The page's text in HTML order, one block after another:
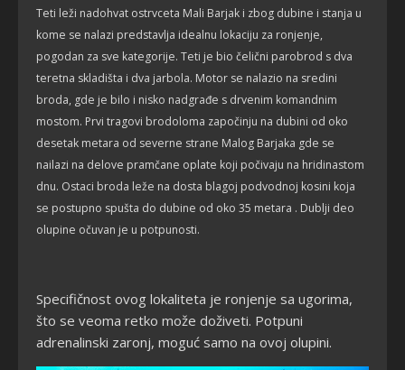
Teti leži nadohvat ostrvceta Mali Barjak i zbog dubine i stanja u
kome se nalazi predstavlja idealnu lokaciju za ronjenje,
pogodan za sve kategorije. Teti je bio čelični parobrod s dva
teretna skladišta i dva jarbola. Motor se nalazio na sredini
broda, gde je bilo i nisko nadgrađe s drvenim komandnim
mostom. Prvi tragovi brodoloma započinju na dubini od oko
desetak metara od severne strane Malog Barjaka gde se
nailazi na delove pramčane oplate koji počivaju na hridinastom
dnu. Ostaci broda leže na dosta blagoj podvodnoj kosini koja
se postupno spušta do dubine od oko 35 metara . Dublji deo
olupine očuvan je u potpunosti.
Specifičnost ovog lokaliteta je ronjenje sa ugorima,
što se veoma retko može doživeti. Potpuni
adrenalinski zaronj, moguć samo na ovoj olupini.